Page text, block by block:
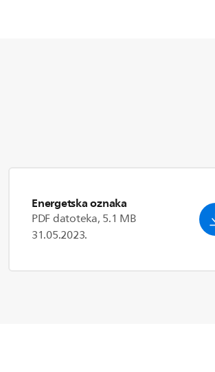
Energetska oznaka
PDF datoteka, 5.1 MB
31.05.2023.